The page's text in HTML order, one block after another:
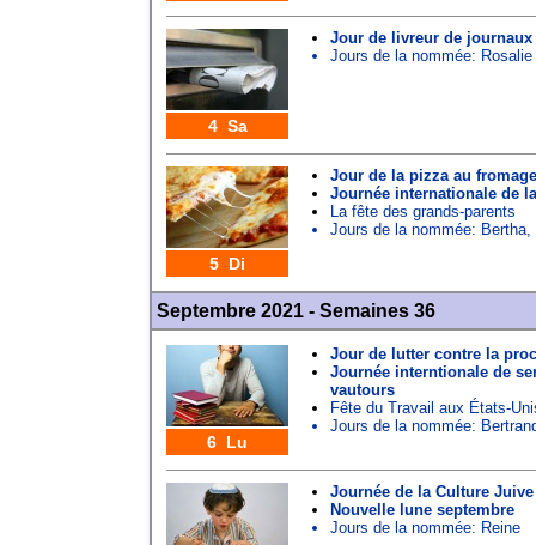
4 Sa
Jour de livreur de journaux
Jours de la nommée: Rosalie
5 Di
Jour de la pizza au fromage
Journée internationale de
La fête des grands-parents
Jours de la nommée: Bertha
Septembre 2021 - Semaines 36
6 Lu
Jour de lutter contre la
Journée interntionale de
vautours
Fête du Travail aux États-
Jours de la nommée:
Journée de la Culture Juive
Nouvelle lune septembre
Jours de la nommée: Reine